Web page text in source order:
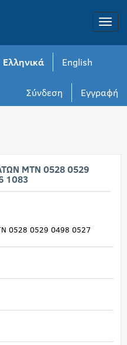
Toggle
Ελληνικά English
Εγγραφή
Σύνδεση
ΜΤΝ 0528 0529
1083
0528 0529 0498 0527